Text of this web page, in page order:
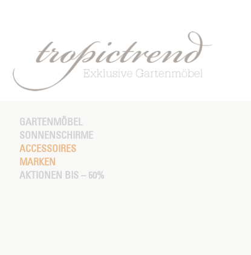
GARTENMÖBEL
SONNENSCHIRME
ACCESSOIRES
MARKEN
AKTIONEN BIS – 50%